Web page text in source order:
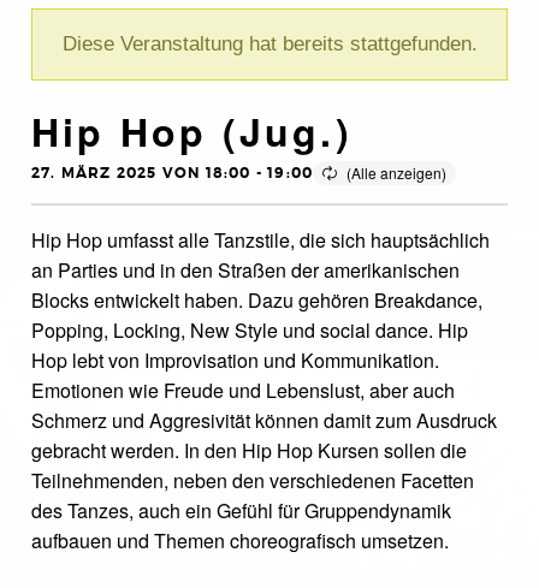
Diese Veranstaltung hat bereits stattgefunden.
Hip Hop (Jug.)
27. MÄRZ 2025 VON 18:00 -19:00
Hip Hop umfasst alle Tanzstile, die sich hauptsächlich
an Parties und in den Straßen der amerikanischen
Blocks entwickelt haben. Dazu gehören Breakdance,
Popping, Locking, New Style und social dance. Hip
Hop lebt von Improvisation und Kommunikation.
Emotionen wie Freude und Lebenslust, aber auch
Schmerz und Aggresivität können damit zum Ausdruck
gebracht werden. In den Hip Hop Kursen sollen die
Teilnehmenden, neben den verschiedenen Facetten
des Tanzes, auch ein Gefühl für Gruppendynamik
aufbauen und Themen choreografisch umsetzen.